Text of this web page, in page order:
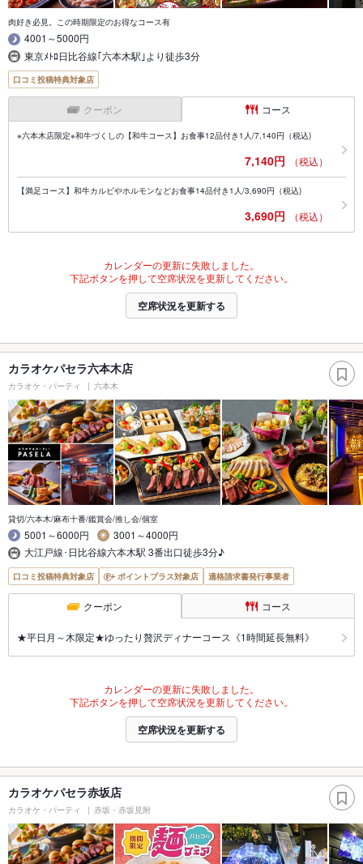
肉好き必見。この時期限定のお得なコース有
4001～5000円
東京ﾒﾄﾛ日比谷線｢六本木駅｣より徒歩3分
口コミ投稿特典対象店
クーポン コース
※六本木店限定※和牛づくしの【和牛コース】お食事12品付き1人/7,140円（税込)
7,140円 （税込）
【満足コース】和牛カルビやホルモンなどお食事14品付き1人/3,690円（税込)
3,690円 （税込）
カレンダーの更新に失敗しました。
下記ボタンを押して空席状況を更新してください。
空席状況を更新する
カラオケパセラ六本木店
カラオケ・パーティ 六本木
貸切/六本木/麻布十番/鑑賞会/推し会/個室
5001～6000円
3001～4000円
大江戸線･日比谷線六本木駅 3番出口徒歩3分♪
口コミ投稿特典対象店 ポイントプラス対象店 適格請求書発行事業者
クーポン コース
★平日月～木限定★ゆったり贅沢ディナーコース《1時間延長無料》
カレンダーの更新に失敗しました。
下記ボタンを押して空席状況を更新してください。
空席状況を更新する
カラオケパセラ赤坂店
カラオケ・パーティ 赤坂・赤坂見附